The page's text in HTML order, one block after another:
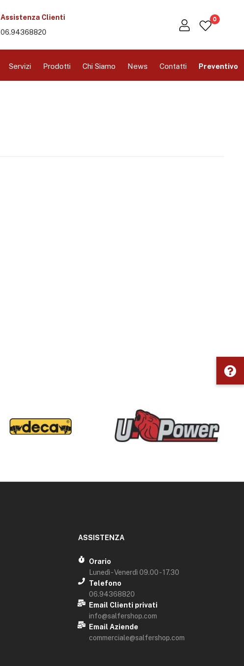
Assistenza Clienti
06.94368820
0
Servizi Prodotti Chi Siamo News Contatti Preventivo
ASSISTENZA
Orario
Lunedì - Venerdì 09.00 - 17.30
Telefono
06.94368820
Email Clienti privati
info@salfershop.com
Email Aziende
commerciale@salfershop.com